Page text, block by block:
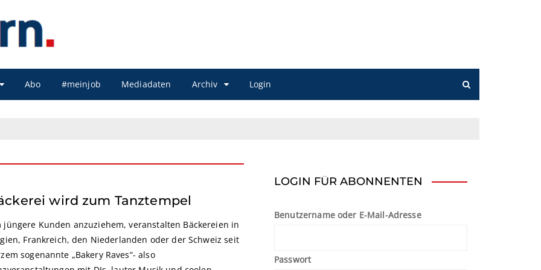
Abo #meinjob Mediadaten Archiv Login
wird zum Tanztempel
jüngere Kunden anzuziehem, veranstalten Bäckereien in
Frankreich, den Niederlanden oder der Schweiz seit
sogenannte „Bakery Raves“- also
LOGIN FÜR ABONNENTEN
Benutzername oder E-Mail-Adresse
Passwort